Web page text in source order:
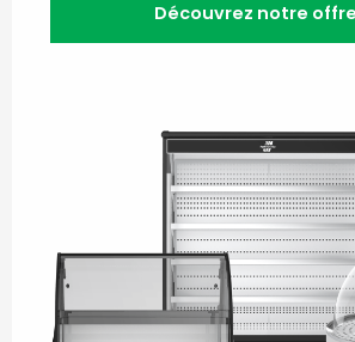
Découvrez notre offre